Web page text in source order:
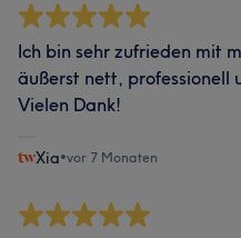
Ich bin sehr zufrieden mit
äußerst nett, professionell
Vielen Dank!
Xia•vor 7 Monaten